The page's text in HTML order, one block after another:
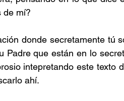
de mí?
donde secretamente tú
Padre que están en lo
intepretando este texto
ahí.